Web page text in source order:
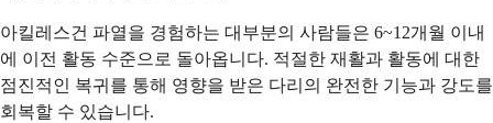
아킬레스건 파열을 경험하는 대부분의 사람들은 6~12개월 이내
에 이전 활동 수준으로 돌아옵니다. 적절한 재활과 활동에 대한
점진적인 복귀를 통해 영향을 받은 다리의 완전한 기능과 강도를
회복할 수 있습니다.